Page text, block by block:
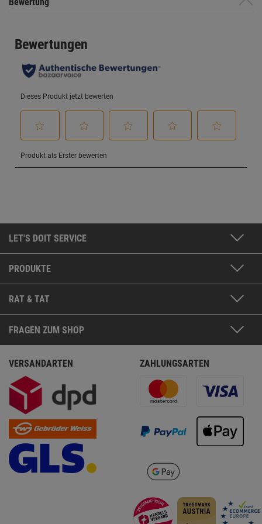
LET'S DOIT SERVICE
PRODUKTE
RAT & TAT
FRAGEN ZUM SHOP
VERSANDARTEN ZAHLUNGSARTEN